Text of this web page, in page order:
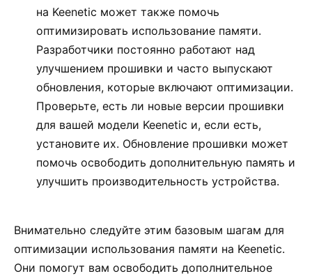
на Keenetic может также помочь
оптимизировать использование памяти.
Разработчики постоянно работают над
улучшением прошивки и часто выпускают
обновления, которые включают оптимизации.
Проверьте, есть ли новые версии прошивки
для вашей модели Keenetic и, если есть,
установите их. Обновление прошивки может
помочь освободить дополнительную память и
улучшить производительность устройства.
Внимательно следуйте этим базовым шагам для
оптимизации использования памяти на Keenetic.
Они помогут вам освободить дополнительное